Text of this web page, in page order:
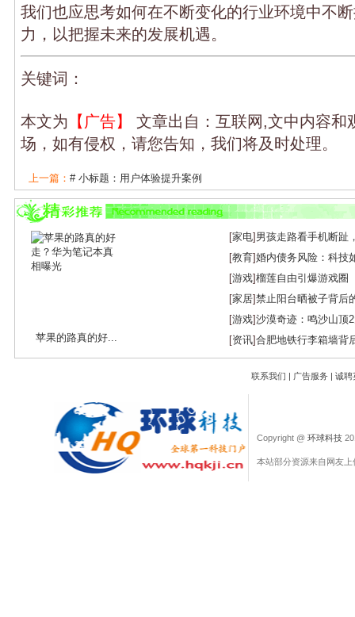
我们也应思考如何在不断变化的行业环境中不
力，以把握未来的发展机遇。
关键词：
本文为 【广告】
文章出自：互联网,文中内容和
场，如有侵权，请您告知，我们将及时处理。
上一篇： # 小标题：用户体验提升案例
下一篇：骁龙汽车5G平台：未来出行的智能...
苹果的路真的好...
[家电] 男孩走路看手机断趾
[教育]婚内债务风险：科技
[游戏]榴莲自由引爆游戏圈
[家居]禁止阳台晒被子背后
[游戏]沙漠奇迹：鸣沙山顶
[资讯]合肥地铁行李箱墙背
联系我们 | 广告服务 | 诚聘
Copyright @ 环球科技
本站部分资源来自网友